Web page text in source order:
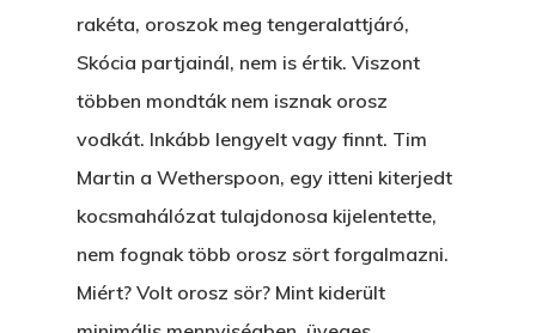
rakéta, oroszok meg tengeralattjáró,
Skócia partjainál, nem is értik. Viszont
többen mondták nem isznak orosz
vodkát. Inkább lengyelt vagy finnt. Tim
Martin a Wetherspoon, egy itteni kiterjedt
kocsmahálózat tulajdonosa kijelentette,
nem fognak több orosz sört forgalmazni.
Miért? Volt orosz sör? Mint kiderült